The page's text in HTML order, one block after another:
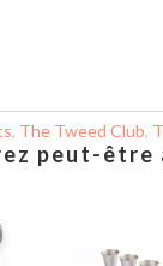
, The Tweed Club,
peut-être